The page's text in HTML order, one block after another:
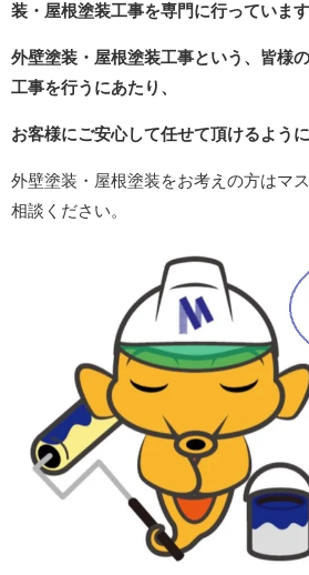
装・屋根塗装工事を専門に行っています
外壁塗装・屋根塗装工事という、皆様
工事を行うにあたり、
お客様にご安心して任せて頂けるよう
外壁塗装・屋根塗装をお考えの方はマ
相談ください。